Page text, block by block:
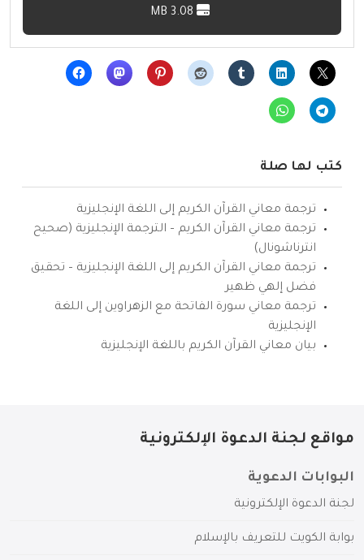
كتب لها صلة
ترجمة معاني القرآن الكريم إلى اللغة الإنجليزية
ترجمة معاني القرآن الكريم – الترجمة الإنجليزية (صحيح
انترناشونال)
ترجمة معاني القرآن الكريم إلى اللغة الإنجليزية – تحقيق
فضل إلهي ظهير
ترجمة معاني سورة الفاتحة مع الزهراوين إلى اللغة
الإنجليزية
بيان معاني القرآن الكريم باللغة الإنجليزية
مواقع لجنة الدعوة الإلكترونية
البوابات الدعوية
لجنة الدعوة الإلكترونية
بوابة الكويت للتعريف بالإسلام